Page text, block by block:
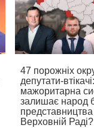
47 порожніх
депутати-
мажоритарна
залишає народ
представництва
Верховній Раді?